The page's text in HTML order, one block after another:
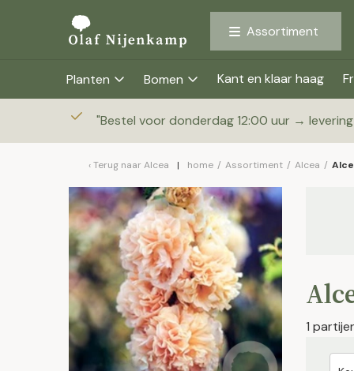
Assortiment
Planten Bomen Kant en klaar haag
"Bestel voor donderdag 12:00 uur →
Terug naar Alcea home / Assortiment / Alcea /
1